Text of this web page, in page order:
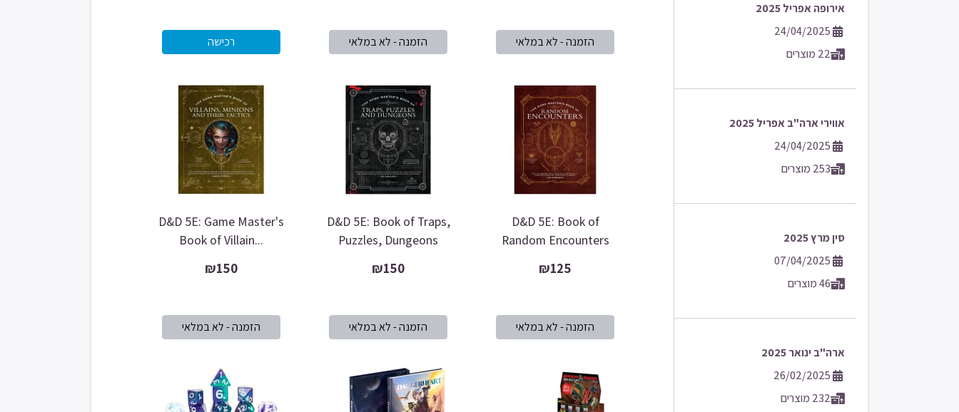
אירופה אפריל 2025
24/04/2025
22 מוצרים
אווירי ארה"ב אפריל 2025
24/04/2025
253 מוצרים
סין מרץ 2025
07/04/2025
46 מוצרים
ארה"ב ינואר 2025
26/02/2025
232 מוצרים
D&D 5E: Book of
Random Encounters
₪125
D&D 5E: Book of Traps,
Puzzles, Dungeons
₪150
D&D 5E: Game Master's
Book of Villain...
₪150